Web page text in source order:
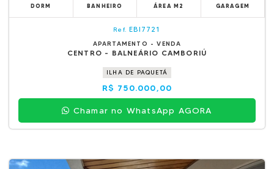
DORM BANHEIRO ÁREA M2 GARAGEM
Ref. EBI7721
APARTAMENTO - VENDA
CENTRO - BALNEÁRIO CAMBORIÚ
ILHA DE PAQUETÁ
R$ 750.000,00
Chamar no WhatsApp AGORA